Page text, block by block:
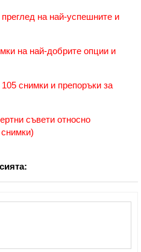
на най-успешните и
на най-добрите опции и
снимки и препоръки за
съвети относно